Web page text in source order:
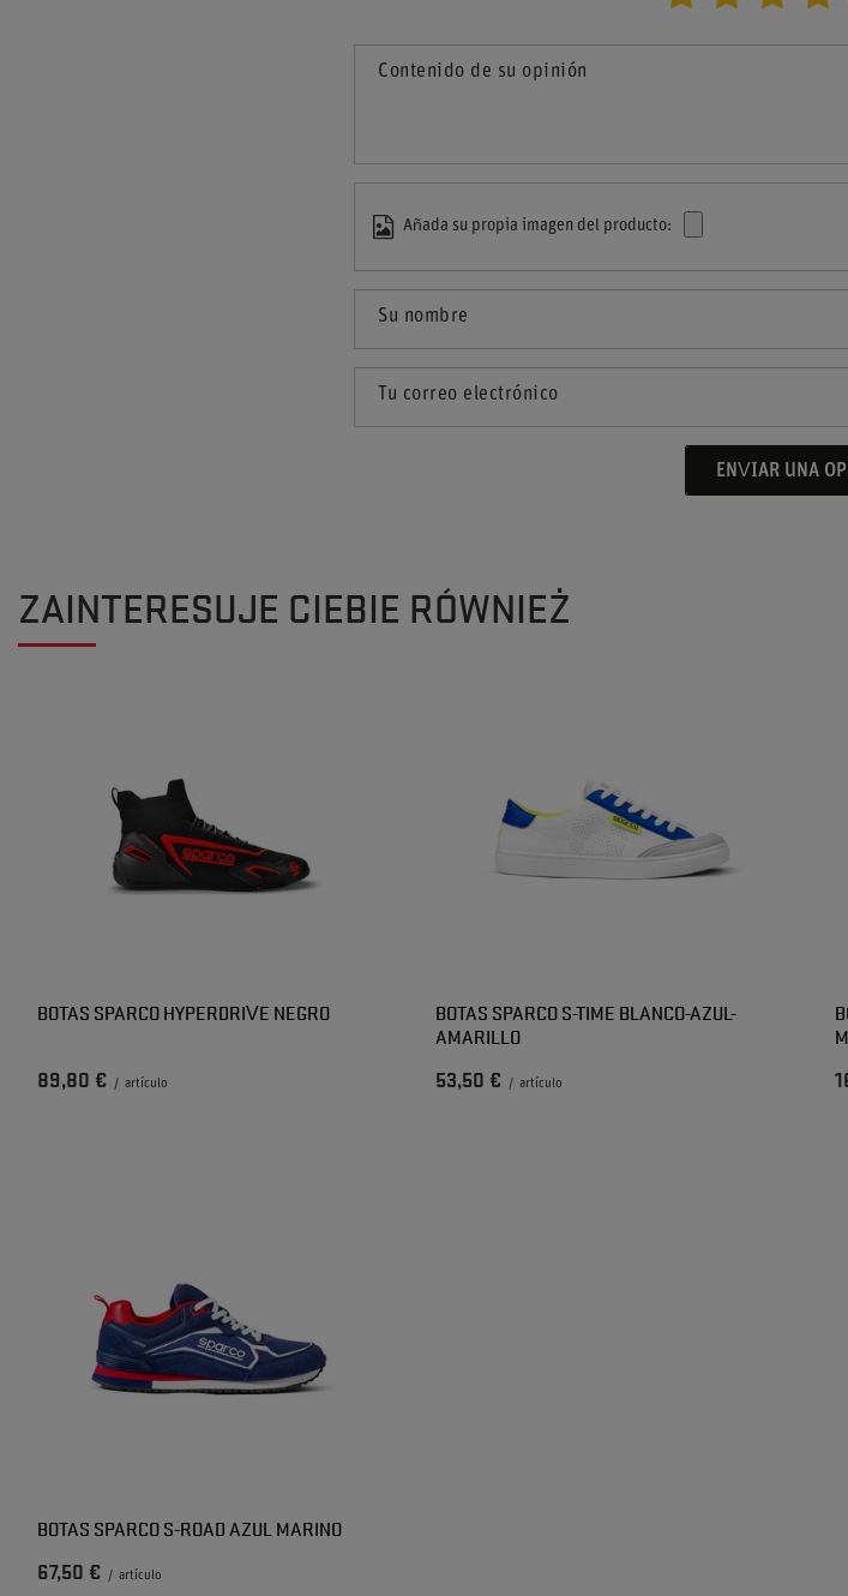
Contenido de su opinión
Añada su propia imagen del producto:
Su nombre
Tu correo electrónico
ENVIAR UNA
ZAINTERESUJE CIEBIE RÓWNIEŻ
BOTAS SPARCO HYPERDRIVE NEGRO
89,80 € / artículo
BOTAS SPARCO S-TIME BLANCO-AZUL-
AMARILLO
53,50 € / artículo
BOTAS SPARCO S-ROAD AZUL MARINO
67,50 € / artículo